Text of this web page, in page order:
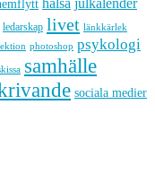
hälsa julkalender
ledarskap livet länkkärlek
photoshop psykologi
samhälle
sociala medier